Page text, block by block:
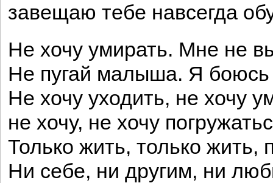
завещаю тебе навсегда
Не хочу умирать. Мне не
Не пугай малыша. Я боюсь
Не хочу уходить, не хочу
не хочу, не хочу
Только жить, только жить,
Ни себе, ни другим, ни